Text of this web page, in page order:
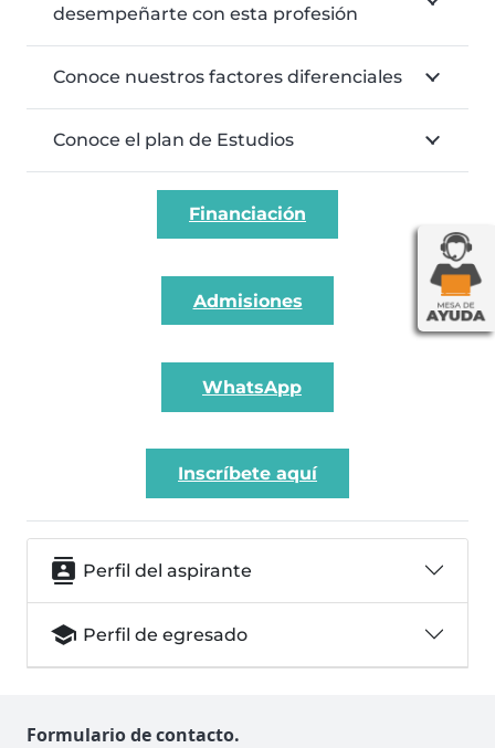
Formulario de contacto.
desempeñarte con esta profesión
Conoce nuestros factores diferenciales
Conoce el plan de Estudios
Financiación
Admisiones
WhatsApp
Inscríbete aquí
contacts Perfil del aspirante
school Perfil de egresado